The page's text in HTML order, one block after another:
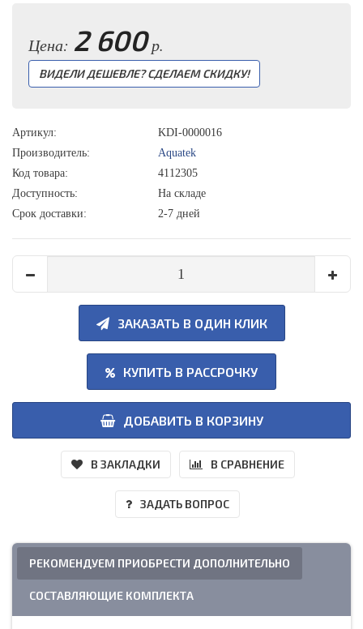
Цена: 2 600р.
ВИДЕЛИ ДЕШЕВЛЕ? СДЕЛАЕМ СКИДКУ!
Артикул:
KDI-0000016
Производитель:
Aquatek
Код товара:
4112305
Доступность:
На складе
Срок доставки:
2-7 дней
ЗАКАЗАТЬ В ОДИН КЛИК
КУПИТЬ В РАССРОЧКУ
ДОБАВИТЬ В КОРЗИНУ
В ЗАКЛАДКИ В СРАВНЕНИЕ
ЗАДАТЬ ВОПРОС
РЕКОМЕНДУЕМ ПРИОБРЕСТИ ДОПОЛНИТЕЛЬНО
СОСТАВЛЯЮЩИЕ КОМПЛЕКТА